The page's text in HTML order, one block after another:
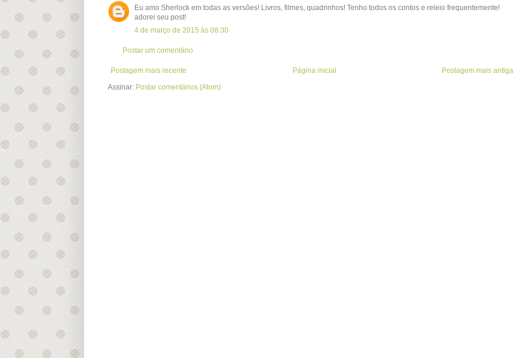
Eu amo Sherlock em todas as versões! Livros, filmes, quadrinhos! Tenho todos os contos e releio frequentemente!
adorei seu post!
4 de março de 2015 às 08:30
Postar um comentário
Postagem mais recente Postagem mais antiga
Página inicial
Assinar: Postar comentários (Atom)